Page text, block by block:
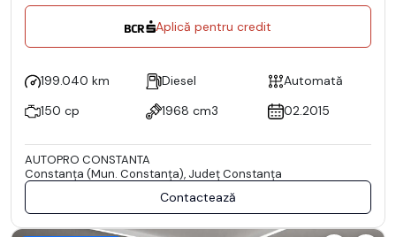
Aplică pentru credit
199.040 km Diesel
Automată
150 cp
1968 cm3 02.2015
AUTOPRO CONSTANTA
Constanţa (Mun. Constanţa), Județ Constanţa
Contactează